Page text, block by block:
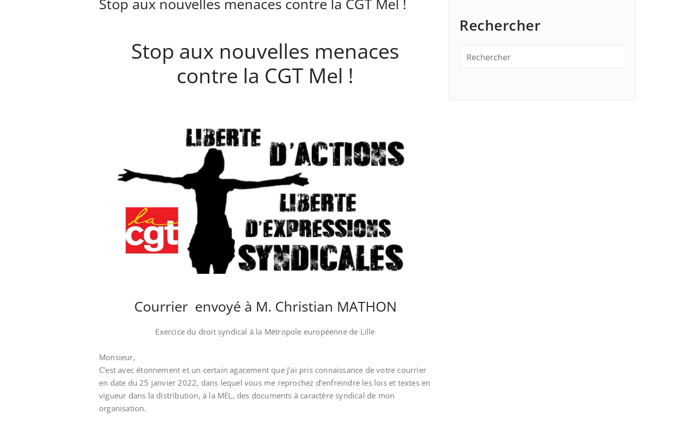
Stop aux nouvelles menaces contre la CGT Mel !
Stop aux nouvelles menaces
contre la CGT Mel !
Courrier envoyé à M. Christian MATHON
Exercice du droit syndical à la Métropole européenne de Lille
Monsieur,
C’est avec étonnement et un certain agacement que j’ai pris connaissance de votre courrier
en date du 25 janvier 2022, dans lequel vous me reprochez d’enfreindre les lois et textes en
vigueur dans la distribution, à la MEL, des documents à caractère syndical de mon
organisation.
Rechercher